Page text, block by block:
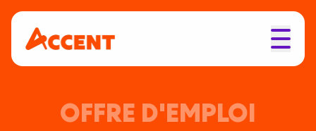
OFFRE D'EMPLOI